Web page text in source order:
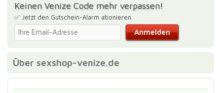
Keinen Venize Code mehr verpassen!
✅ Jetzt den Gutschein-Alarm abonieren.
Über sexshop-venize.de